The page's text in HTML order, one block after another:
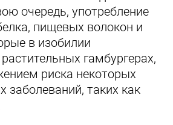
очередь, употребление
пищевых волокон и
в изобилии
гамбургерах,
риска некоторых
заболеваний, таких как